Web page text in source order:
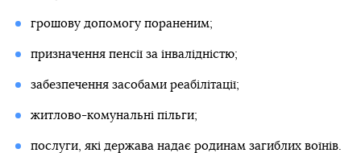
грошову допомогу пораненим;
призначення пенсії за інвалідністю;
забезпечення засобами реабілітації;
житлово-комунальні пільги;
послуги, які держава надає родинам загиблих воїнів.